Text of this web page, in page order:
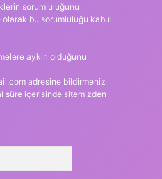
sorumluluğunu
bu sorumluluğu kabul
aykırı olduğunu
adresine bildirmeniz
süre içerisinde sitemizden